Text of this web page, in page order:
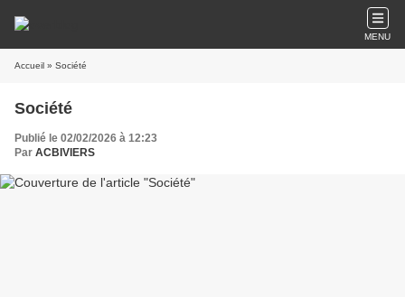
MENU
Accueil » Société
Société
Publié le 02/02/2026 à 12:23
Par ACBIVIERS